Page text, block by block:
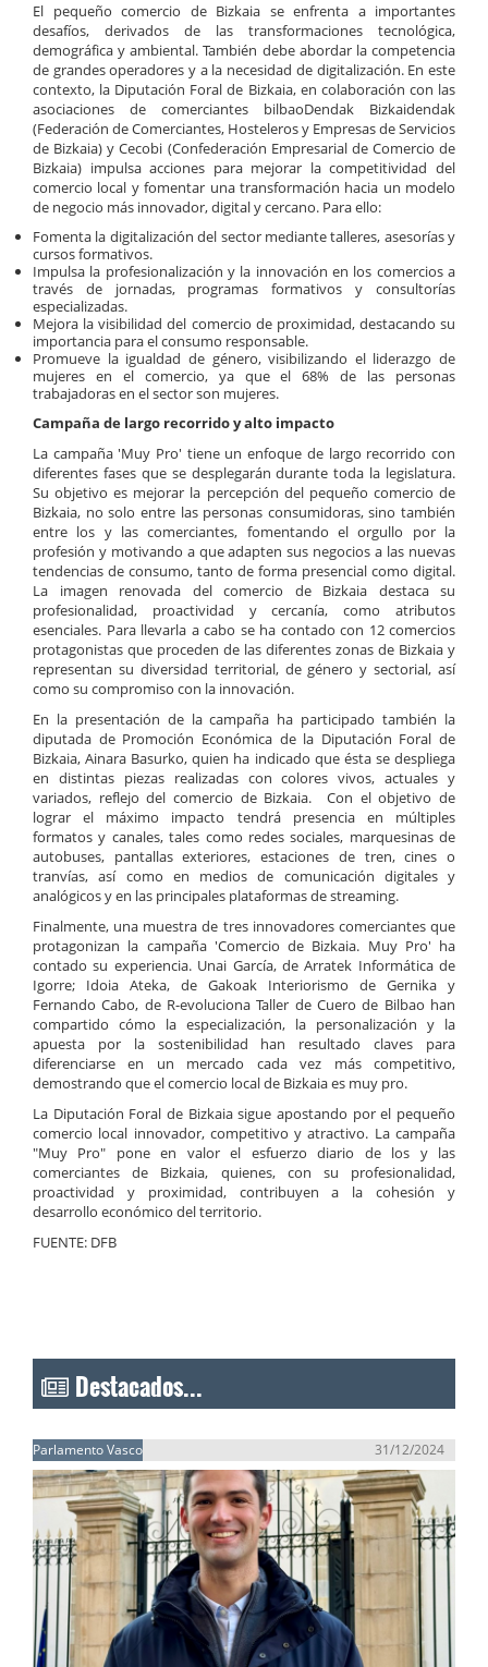
El pequeño comercio de Bizkaia se enfrenta a importantes
desafíos, derivados de las transformaciones tecnológica,
demográfica y ambiental. También debe abordar la competencia
de grandes operadores y a la necesidad de digitalización. En este
contexto, la Diputación Foral de Bizkaia, en colaboración con las
asociaciones de comerciantes bilbaoDendak Bizkaidendak
(Federación de Comerciantes, Hosteleros y Empresas de Servicios
de Bizkaia) y Cecobi (Confederación Empresarial de Comercio de
Bizkaia) impulsa acciones para mejorar la competitividad del
comercio local y fomentar una transformación hacia un modelo
de negocio más innovador, digital y cercano. Para ello:
Fomenta la digitalización del sector mediante talleres, asesorías y
cursos formativos.
Impulsa la profesionalización y la innovación en los comercios a
través de jornadas, programas formativos y consultorías
especializadas.
Mejora la visibilidad del comercio de proximidad, destacando su
importancia para el consumo responsable.
Promueve la igualdad de género, visibilizando el liderazgo de
mujeres en el comercio, ya que el 68% de las personas
trabajadoras en el sector son mujeres.
Campaña de largo recorrido y alto impacto
La campaña 'Muy Pro' tiene un enfoque de largo recorrido con
diferentes fases que se desplegarán durante toda la legislatura.
Su objetivo es mejorar la percepción del pequeño comercio de
Bizkaia, no solo entre las personas consumidoras, sino también
entre los y las comerciantes, fomentando el orgullo por la
profesión y motivando a que adapten sus negocios a las nuevas
tendencias de consumo, tanto de forma presencial como digital.
La imagen renovada del comercio de Bizkaia destaca su
profesionalidad, proactividad y cercanía, como atributos
esenciales. Para llevarla a cabo se ha contado con 12 comercios
protagonistas que proceden de las diferentes zonas de Bizkaia y
representan su diversidad territorial, de género y sectorial, así
como su compromiso con la innovación.
En la presentación de la campaña ha participado también la
diputada de Promoción Económica de la Diputación Foral de
Bizkaia, Ainara Basurko, quien ha indicado que ésta se despliega
en distintas piezas realizadas con colores vivos, actuales y
variados, reflejo del comercio de Bizkaia. Con el objetivo de
lograr el máximo impacto tendrá presencia en múltiples
formatos y canales, tales como redes sociales, marquesinas de
autobuses, pantallas exteriores, estaciones de tren, cines o
tranvías, así como en medios de comunicación digitales y
analógicos y en las principales plataformas de streaming.
Finalmente, una muestra de tres innovadores comerciantes que
protagonizan la campaña 'Comercio de Bizkaia. Muy Pro' ha
contado su experiencia. Unai García, de Arratek Informática de
Igorre; Idoia Ateka, de Gakoak Interiorismo de Gernika y
Fernando Cabo, de R-evoluciona Taller de Cuero de Bilbao han
compartido cómo la especialización, la personalización y la
apuesta por la sostenibilidad han resultado claves para
diferenciarse en un mercado cada vez más competitivo,
demostrando que el comercio local de Bizkaia es muy pro.
La Diputación Foral de Bizkaia sigue apostando por el pequeño
comercio local innovador, competitivo y atractivo. La campaña
"Muy Pro" pone en valor el esfuerzo diario de los y las
comerciantes de Bizkaia, quienes, con su profesionalidad,
proactividad y proximidad, contribuyen a la cohesión y
desarrollo económico del territorio.
FUENTE: DFB
Destacados...
Parlamento Vasco 31/12/2024